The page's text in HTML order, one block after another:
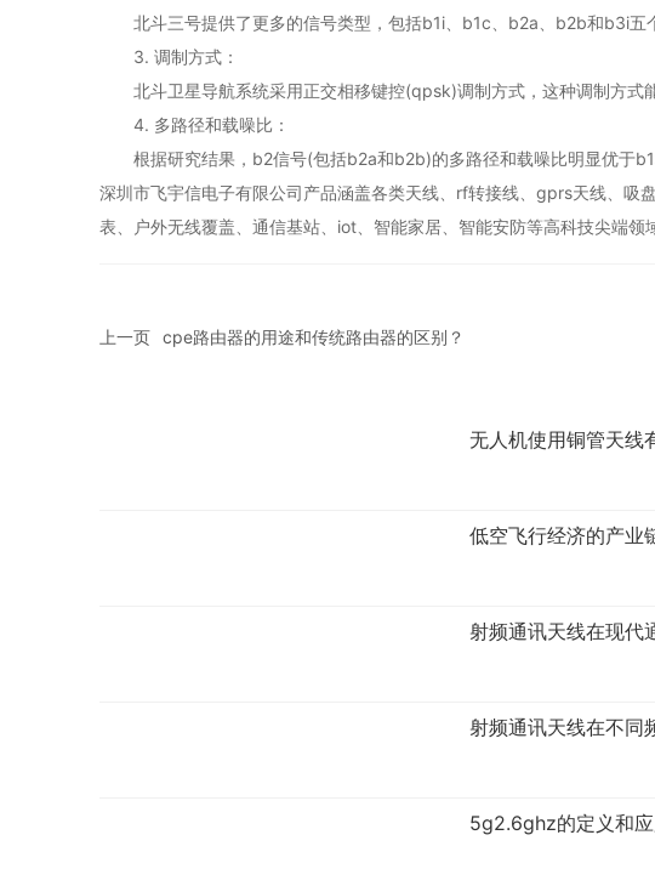
北斗三号提供了更多的信号类型，包括b1i、b1c、b2a、b2b和b3i五
3. 调制方式：
北斗卫星导航系统采用正交相移键控(qpsk)调制方式，这种调制方式
4. 多路径和载噪比：
根据研究结果，b2信号(包括b2a和b2b)的多路径和载噪比明显优于b1
深圳市飞宇信电子有限公司产品涵盖各类天线、rf转接线、gprs天线、
表、户外无线覆盖、通信基站、iot、智能家居、智能安防等高科技尖端
上一页 cpe路由器的用途和传统路由器的区别？
无人机使用铜管天线
低空飞行经济的产业
射频通讯天线在现代
射频通讯天线在不同
5g2.6ghz的定义和应